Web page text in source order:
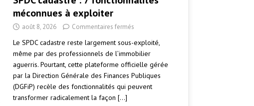
méconnues à exploiter
août 8, 2026 Commentaires fermés
Le SPDC cadastre reste largement sous-exploité,
même par des professionnels de l’immobilier
aguerris. Pourtant, cette plateforme officielle gérée
par la Direction Générale des Finances Publiques
(DGFiP) recèle des fonctionnalités qui peuvent
transformer radicalement la façon […]